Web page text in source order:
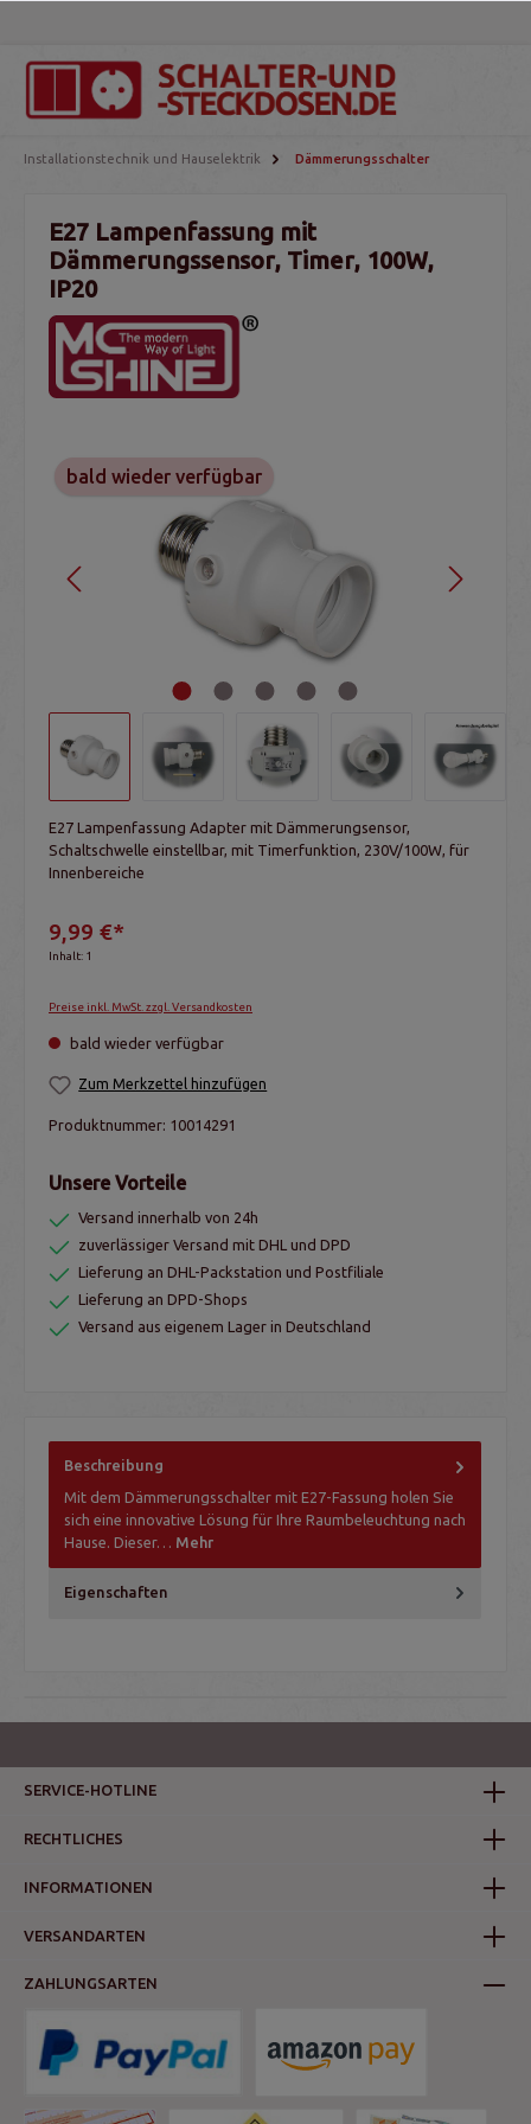
Installationstechnik und Hauselektrik Dämmerungsschalter
E27 Lampenfassung mit
Dämmerungssensor, Timer, 100W,
IP20
bald wieder verfügbar
E27 Lampenfassung Adapter mit Dämmerungsensor,
Schaltschwelle einstellbar, mit Timerfunktion, 230V/100W, für
Innenbereiche
9,99 €*
Inhalt: 1
Preise inkl. MwSt. zzgl. Versandkosten
bald wieder verfügbar
Zum Merkzettel hinzufügen
Produktnummer: 10014291
Unsere Vorteile
Versand innerhalb von 24h
zuverlässiger Versand mit DHL und DPD
Lieferung an DHL-Packstation und Postfiliale
Lieferung an DPD-Shops
Versand aus eigenem Lager in Deutschland
Beschreibung
Mit dem Dämmerungsschalter mit E27-Fassung holen Sie
sich eine innovative Lösung für Ihre Raumbeleuchtung nach
Hause. Dieser… Mehr
Eigenschaften
SERVICE-HOTLINE
RECHTLICHES
INFORMATIONEN
VERSANDARTEN
ZAHLUNGSARTEN